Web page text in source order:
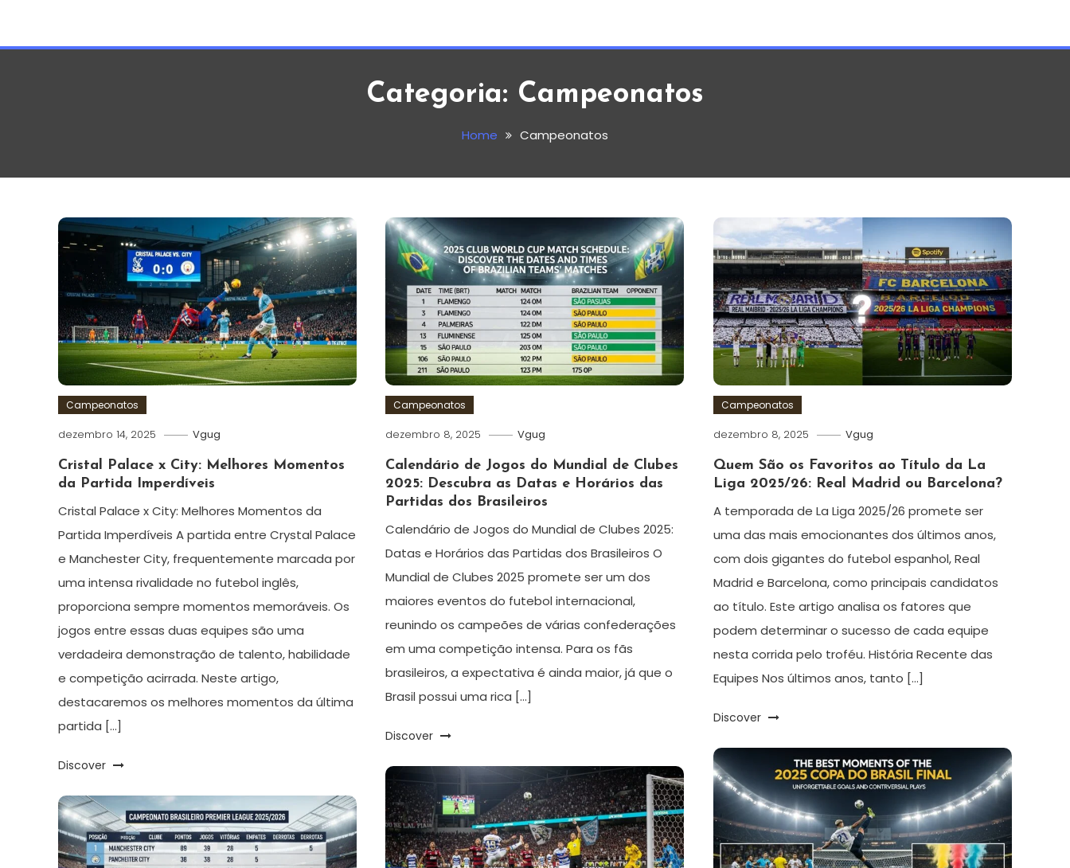
Categoria: Campeonatos
Home Campeonatos
Campeonatos
dezembro 14, 2025 Vgug
Cristal Palace x City: Melhores Momentos
da Partida Imperdíveis
Cristal Palace x City: Melhores Momentos da
Partida Imperdíveis A partida entre Crystal Palace
e Manchester City, frequentemente marcada por
uma intensa rivalidade no futebol inglês,
proporciona sempre momentos memoráveis. Os
jogos entre essas duas equipes são uma
verdadeira demonstração de talento, habilidade
e competição acirrada. Neste artigo,
destacaremos os melhores momentos da última
partida […]
Discover
Campeonatos
dezembro 8, 2025 Vgug
Calendário de Jogos do Mundial de Clubes
2025: Descubra as Datas e Horários das
Partidas dos Brasileiros
Calendário de Jogos do Mundial de Clubes 2025:
Datas e Horários das Partidas dos Brasileiros O
Mundial de Clubes 2025 promete ser um dos
maiores eventos do futebol internacional,
reunindo os campeões de várias confederações
em uma competição intensa. Para os fãs
brasileiros, a expectativa é ainda maior, já que o
Brasil possui uma rica […]
Discover
Campeonatos
dezembro 8, 2025 Vgug
Quem São os Favoritos ao Título da La
Liga 2025/26: Real Madrid ou Barcelona?
A temporada de La Liga 2025/26 promete ser
uma das mais emocionantes dos últimos anos,
com dois gigantes do futebol espanhol, Real
Madrid e Barcelona, como principais candidatos
ao título. Este artigo analisa os fatores que
podem determinar o sucesso de cada equipe
nesta corrida pelo troféu. História Recente das
Equipes Nos últimos anos, tanto […]
Discover